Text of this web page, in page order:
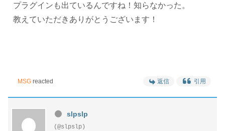
プラグインも出ているんですね！知らなかった。
教えていただきありがとうございます！
MSG reacted 返信 引用
slpslp
(@slpslp)